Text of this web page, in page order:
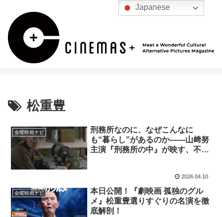
松重豊
金曜映画ナビ
刑務所なのに、なぜこんなに
も“暮らし”があるのか――山﨑努
主演『刑務所の中』が映す、不自
2026.04.10
金曜映画ナビ
本日公開！『劇映画 孤独のグル
メ』松重豊選りすぐりの名演を徹
底解剖！
Japanese